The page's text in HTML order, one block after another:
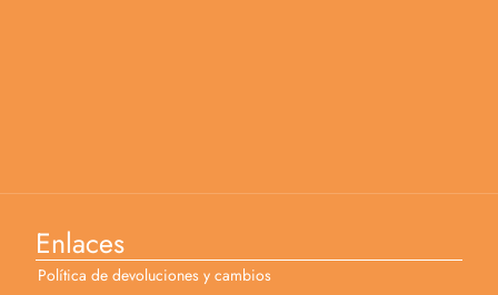
Enlaces
Política de devoluciones y cambios